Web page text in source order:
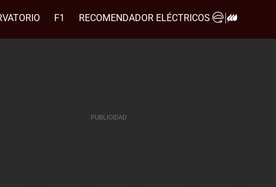
F1
RECOMENDADOR ELÉCTRICOS